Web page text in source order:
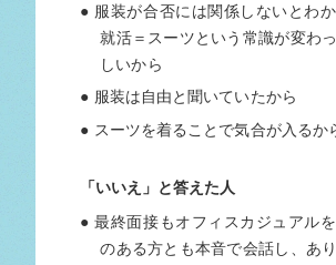
● 服装が合否には関係しないとわか
就活＝スーツという常識が変わ
しいから
● 服装は自由と聞いていたから
● スーツを着ることで気合が入るか
「いいえ」と答えた人
● 最終面接もオフィスカジュアル
のある方とも本音で会話し、あ